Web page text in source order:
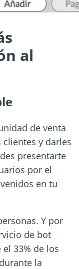
al
de venta
y darles
presentarte
por el
en tu
Y por
de bot
33% de los
la